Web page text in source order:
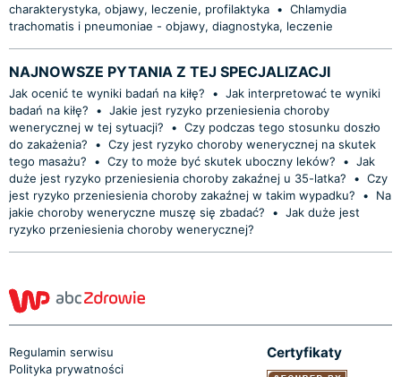
charakterystyka, objawy, leczenie, profilaktyka • Chlamydia
trachomatis i pneumoniae - objawy, diagnostyka, leczenie
NAJNOWSZE PYTANIA Z TEJ SPECJALIZACJI
Jak ocenić te wyniki badań na kiłę? • Jak interpretować te wyniki
badań na kiłę?
• Jakie jest ryzyko przeniesienia choroby
wenerycznej w tej sytuacji?
• Czy podczas tego stosunku doszło
do zakażenia?
• Czy jest ryzyko choroby wenerycznej na skutek
tego masażu?
• Czy to może być skutek uboczny leków? • Jak
duże jest ryzyko przeniesienia choroby zakaźnej u 35-latka?
• Czy
jest ryzyko przeniesienia choroby zakaźnej w takim wypadku?
•
Na
jakie choroby weneryczne muszę się zbadać?
• Jak duże jest
ryzyko przeniesienia choroby wenerycznej?
Regulamin serwisu
Polityka prywatności
Certyfikaty